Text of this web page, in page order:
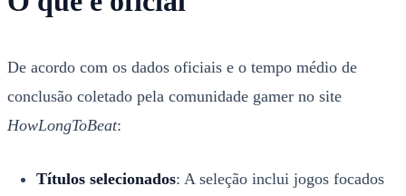
De acordo com os dados oficiais e o tempo médio de
conclusão coletado pela comunidade gamer no site
HowLongToBeat:
Títulos selecionados: A seleção inclui jogos focados